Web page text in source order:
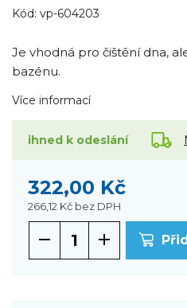
Kód: vp-604203
Je vhodná pro čištění dna,
bazénu.
Více informací
ihned k odeslání
322,00 Kč
266,12 Kč bez DPH